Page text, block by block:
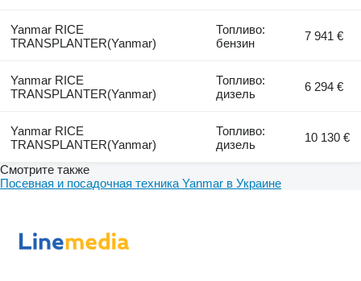
Yanmar RICE
TRANSPLANTER(Yanmar)
Топливо:
бензин
7 941 €
Yanmar RICE
TRANSPLANTER(Yanmar)
Топливо:
дизель
6 294 €
Yanmar RICE
TRANSPLANTER(Yanmar)
Топливо:
дизель
10 130 €
Смотрите также
Посевная и посадочная техника Yanmar в Украине